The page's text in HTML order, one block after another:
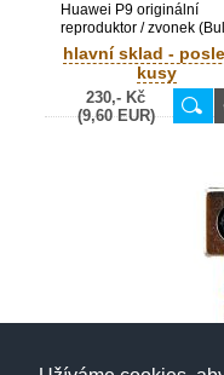
Huawei P9 originální
reproduktor / zvonek
hlavní sklad -
kusy
230,- Kč
(9,60 EUR)